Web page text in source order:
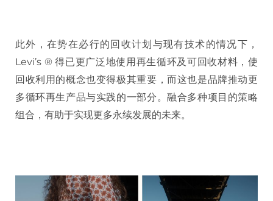
此外，在势在必行的回收计划与现有技术的情况下，
Levi’s ® 得已更广泛地使用再生循环及可回收材料，使
回收利用的概念也变得极其重要，而这也是品牌推动更
多循环再生产品与实践的一部分。融合多种项目的策略
组合，有助于实现更多永续发展的未来。